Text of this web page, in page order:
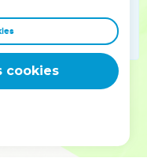
un *vœu et de vos
libations et de vos
Inc.® Used by permission.
cookies